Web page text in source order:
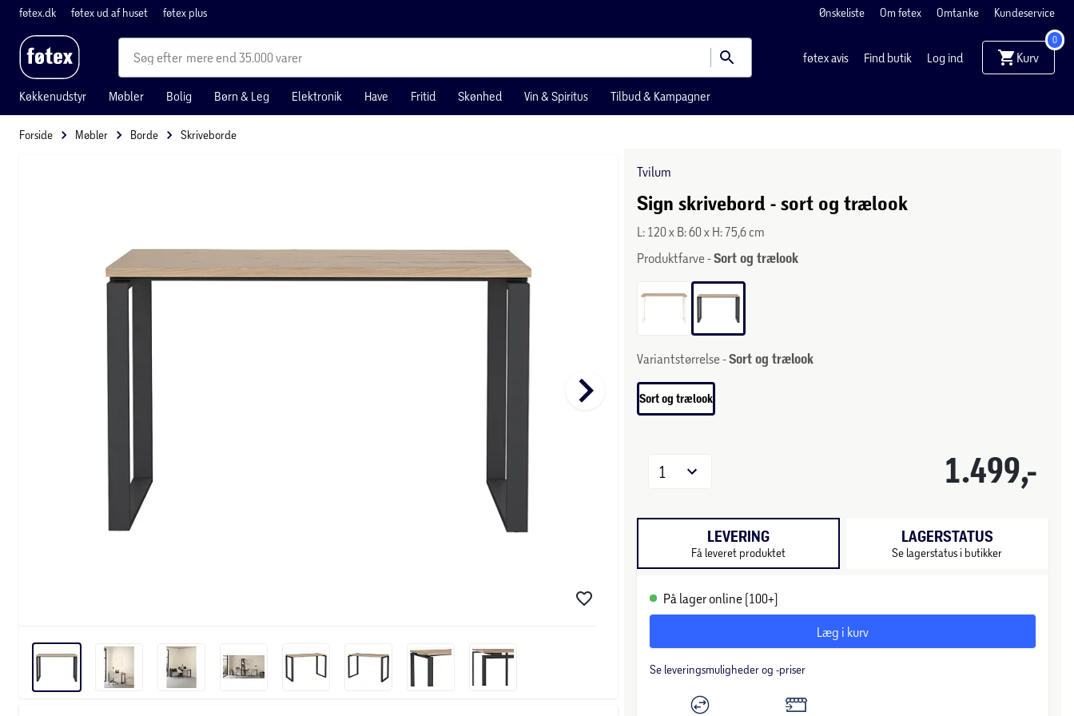
føtex.dk føtex ud af huset føtex plus Ønskeliste Om føtex Omtanke Kundeservice
mere end 35.000 varer føtex avis Find butik Log ind Kurv
0
Køkkenudstyr Møbler Bolig Børn & Leg Elektronik Have Fritid Skønhed Vin & Spiritus Tilbud & Kampagner
Forside Møbler Borde Skriveborde
keyboard_arrow_right
Tvilum
Sign skrivebord - sort og trælook
L: 120 x B: 60 x H: 75,6 cm
Produktfarve -Sort og trælook
Variantstørrelse -Sort og trælook
Sort og trælook
1.499,-
1
LEVERING
Få leveret produktet
LAGERSTATUS
Se lagerstatus i butikker
På lager online (100+)
Læg i kurv
Se leveringsmuligheder og -priser